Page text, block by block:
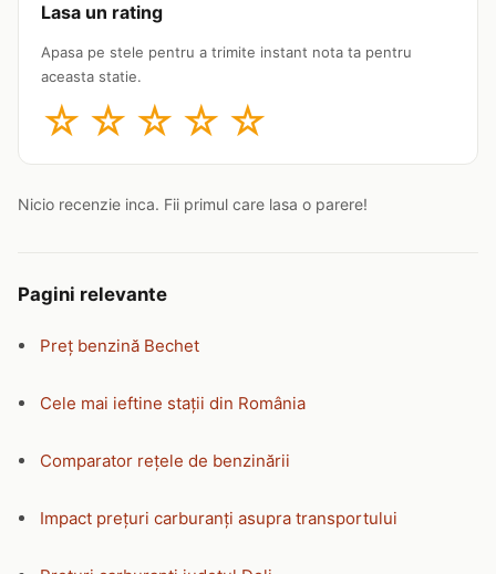
Lasa un rating
Apasa pe stele pentru a trimite instant nota ta pentru
aceasta statie.
☆ ☆ ☆ ☆ ☆
Nicio recenzie inca. Fii primul care lasa o parere!
Pagini relevante
Preț benzină Bechet
Cele mai ieftine stații din România
Comparator rețele de benzinării
Impact prețuri carburanți asupra transportului